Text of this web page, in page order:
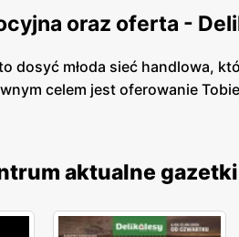
oraz oferta -
dosyć młoda sieć handlowa,
celem jest oferowanie
tak abyś miał
smaczne owoce i
aktualne